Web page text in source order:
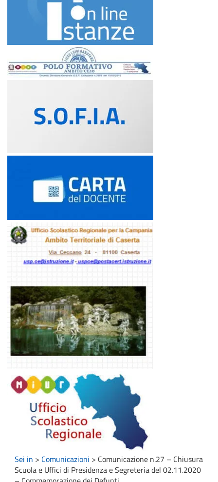
Sei in > Comunicazioni > Comunicazione n.27 – Chiusura
Scuola e Uffici di Presidenza e Segreteria del 02.11.2020